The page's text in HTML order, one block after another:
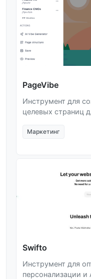
PageVibe
Инструмент для
целевых страниц
Маркетинг
Swifto
Инструмент для
персонализации и